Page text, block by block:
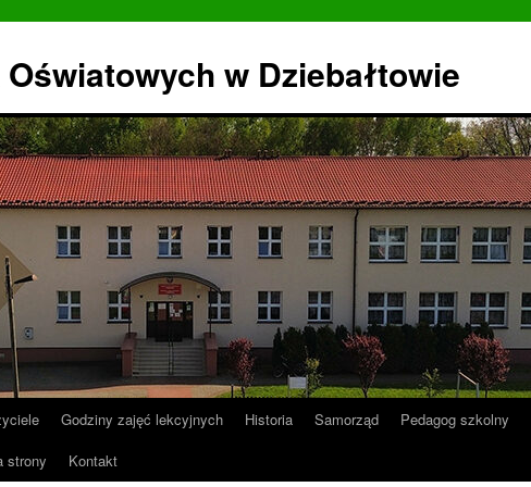
w Dziebałtowie
Godziny zajęć lekcyjnych Historia Samorząd Pedagog szkolny
strony Kontakt